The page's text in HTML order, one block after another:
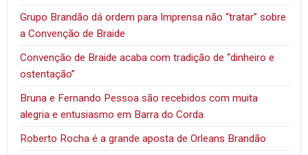
Grupo Brandão dá ordem para Imprensa não “tratar” sobre
a Convenção de Braide
Convenção de Braide acaba com tradição de “dinheiro e
ostentação”
Bruna e Fernando Pessoa são recebidos com muita
alegria e entusiasmo em Barra do Corda
Roberto Rocha é a grande aposta de Orleans Brandão